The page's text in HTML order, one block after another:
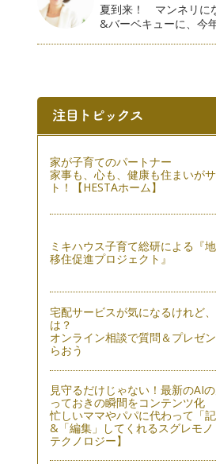
夏到来！ マンネリに
&バーベキューに、今
家が子育てのパートナー
家事も、心も、健康も住まいが
ト！【HESTAホーム】
ミキハウス子育て総研による『
移住促進プロジェクト』
宅配サービスが気になるけれど
は？
オンライン相談で質問＆プレゼ
らおう
見守るだけじゃない！最新のAI
っておきの瞬間をコンテンツ化
忙しいママやパパに代わって「記
&「編集」してくれるスグレモノ
テクノロジー】